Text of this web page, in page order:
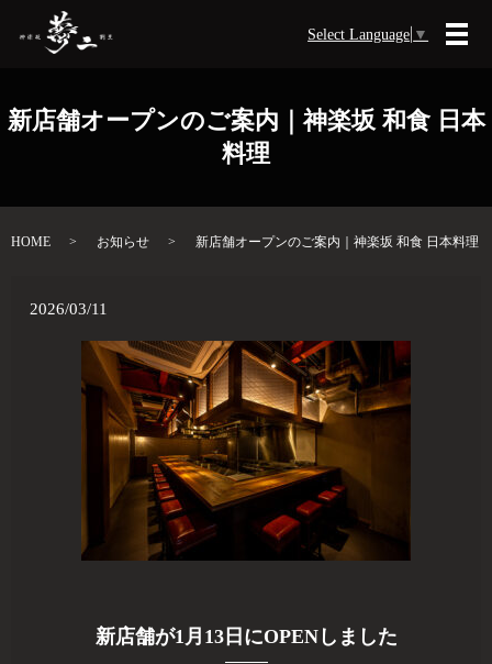
メ
Select Language ▼
新店舗オープンのご案内｜神楽坂 和食 日本
料理
HOME お知らせ 新店舗オープンのご案内｜神楽坂 和食 日本料理
2026/03/11
新店舗が1月13日にOPENしました